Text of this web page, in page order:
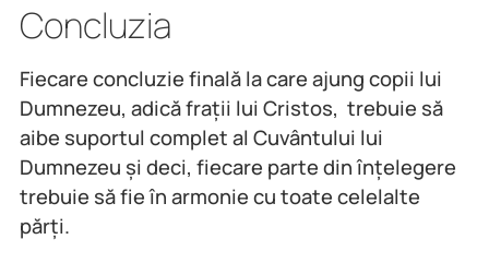
Concluzia
Fiecare concluzie finală la care ajung copii lui
Dumnezeu, adică frații lui Cristos, trebuie să
aibe suportul complet al Cuvântului lui
Dumnezeu și deci, fiecare parte din înțelegere
trebuie să fie în armonie cu toate celelalte
părți.